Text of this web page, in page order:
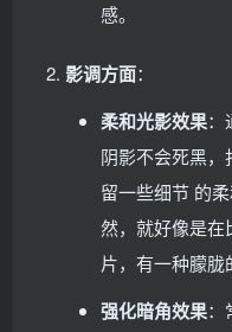
感。
影调方面：
柔和光影效果：
阴影不会死黑
留一些细节 的
然，就好像是在
片，有一种朦胧
强化暗角效果：